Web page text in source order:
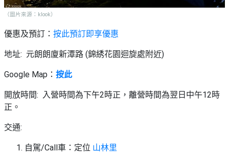
（圖片來源：klook）
優惠及預訂： 按此預訂即享優惠
地址: 元朗朗廈新潭路 (錦綉花園迴旋處附近)
Google Map： 按此
開放時間: 入營時間為下午2時正，離營時間為翌日中午12時
正。
交通:
自駕/Call車：定位 山林里